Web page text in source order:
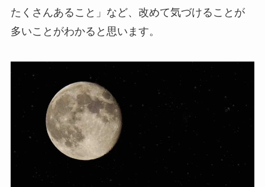
たくさんあること」など、改めて気づけることが
多いことがわかると思います。